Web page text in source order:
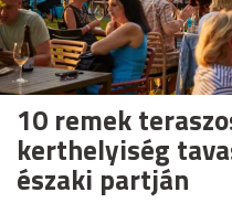
10 remek
kerthelyiség
északi partján